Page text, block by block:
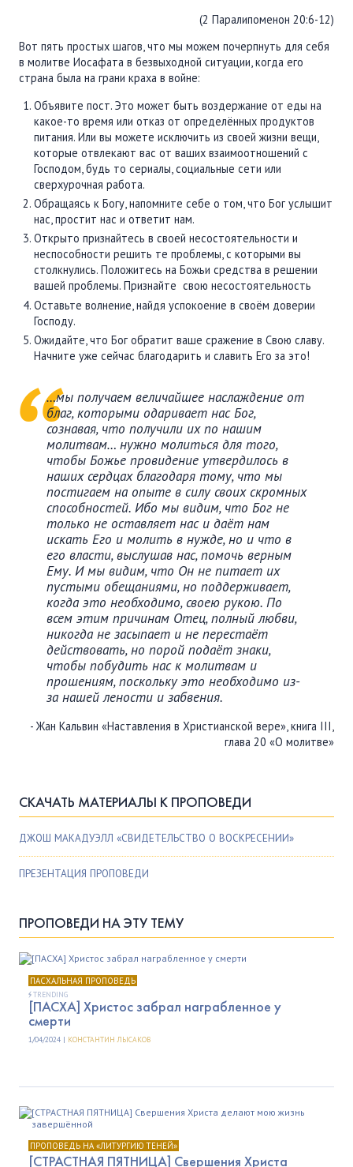
(2 Паралипоменон 20:6-12)
Вот пять простых шагов, что мы можем почерпнуть для себя
в молитве Иосафата в безвыходной ситуации, когда его
страна была на грани краха в войне:
Объявите пост. Это может быть воздержание от еды на
какое-то время или отказ от определённых продуктов
питания. Или вы можете исключить из своей жизни вещи,
которые отвлекают вас от ваших взаимоотношений с
Господом, будь то сериалы, социальные сети или
сверхурочная работа.
Обращаясь к Богу, напомните себе о том, что Бог услышит
нас, простит нас и ответит нам.
Открыто признайтесь в своей несостоятельности и
неспособности решить те проблемы, с которыми вы
столкнулись. Положитесь на Божьи средства в решении
вашей проблемы. Признайте свою несостоятельность
Оставьте волнение, найдя успокоение в своём доверии
Господу.
Ожидайте, что Бог обратит ваше сражение в Свою славу.
Начните уже сейчас благодарить и славить Его за это!
…мы получаем величайшее наслаждение от
благ, которыми одаривает нас Бог,
сознавая, что получили их по нашим
молитвам… нужно молиться для того,
чтобы Божье провидение утвердилось в
наших сердцах благодаря тому, что мы
постигаем на опыте в силу своих скромных
способностей. Ибо мы видим, что Бог не
только не оставляет нас и даёт нам
искать Его и молить в нужде, но и что в
его власти, выслушав нас, помочь верным
Ему. И мы видим, что Он не питает их
пустыми обещаниями, но поддерживает,
когда это необходимо, своею рукою. По
всем этим причинам Отец, полный любви,
никогда не засыпает и не перестаёт
действовать, но порой подаёт знаки,
чтобы побудить нас к молитвам и
прошениям, поскольку это необходимо из-
за нашей лености и забвения.
- Жан Кальвин «Наставления в Христианской вере», книга III,
глава 20 «О молитве»
СКАЧАТЬ МАТЕРИАЛЫ К ПРОПОВЕДИ
ДЖОШ МАКАДУЭЛЛ «СВИДЕТЕЛЬСТВО О ВОСКРЕСЕНИИ»
ПРЕЗЕНТАЦИЯ ПРОПОВЕДИ
ПРОПОВЕДИ НА ЭТУ ТЕМУ
ПАСХАЛЬНАЯ ПРОПОВЕДЬ
TRENDING
[ПАСХА] Христос забрал награбленное у
смерти
1/04/2024 | КОНСТАНТИН ЛЫСАКОВ
ПРОПОВЕДЬ НА «ЛИТУРГИЮ ТЕНЕЙ»
[СТРАСТНАЯ ПЯТНИЦА] Свершения Христа